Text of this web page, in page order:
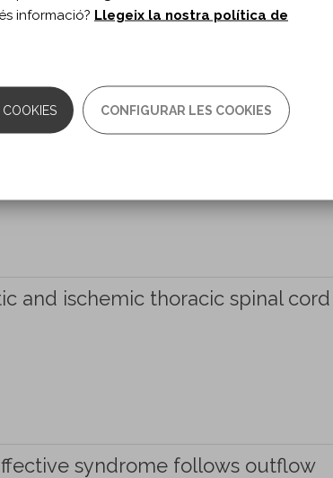
AR. ...
index for ataxia of Charlevoix-
and ischemic thoracic spinal cord
syndrome follows outflow
informació? Llegeix la nostra política de
CONFIGURAR LES COOKIES